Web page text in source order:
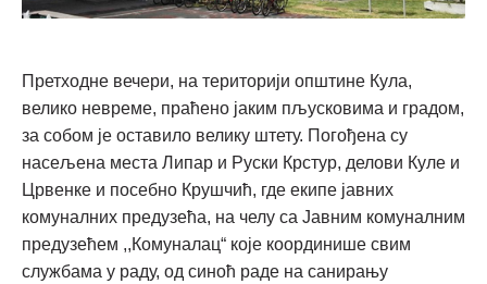
Претходне вечери, на територији општине Кула,
велико невреме, праћено јаким пљусковима и градом,
за собом је оставило велику штету. Погођена су
насељена места Липар и Руски Крстур, делови Куле и
Црвенке и посебно Крушчић, где екипе јавних
комуналних предузећа, на челу са Јавним комуналним
предузећем ,,Комуналац“ које координише свим
службама у раду, од синоћ раде на санирању